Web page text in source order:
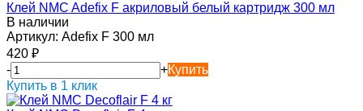
Клей NMC Adefix F акриловый белый картридж 300 мл
В наличии
Артикул: Adefix F 300 мл
420 ₽
-
+Купить
Купить в 1 клик